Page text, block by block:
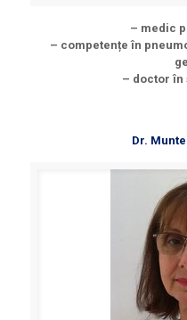
– medic
– competențe în
– doctor în
Dr.